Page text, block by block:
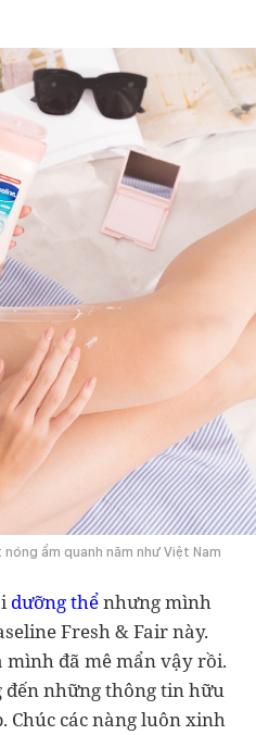
ẩm quanh năm như Việt Nam
dưỡng thểnhưng mình
Fresh & Fair này.
mình đã mê mẩn vậy rồi.
đến những thông tin hữu
Chúc các nàng luôn xinh